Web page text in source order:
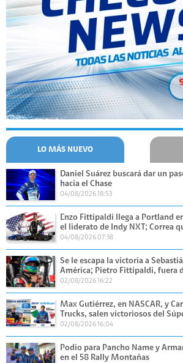
LO MÁS NUEVO
Daniel Suárez buscará dar un
hacia el Chase
04/08/2026 18:53
Enzo Fittipaldi llega a Portland
el liderato de Indy NXT; Correa
04/08/2026 07:38
Se le escapa la victoria a
América; Pietro Fittipaldi, fuera
02/08/2026 16:22
Max Gutiérrez, en NASCAR, y
Trucks, salen victoriosos del
02/08/2026 16:04
Podio para Pancho Name y
en el 58 Rally Montañas